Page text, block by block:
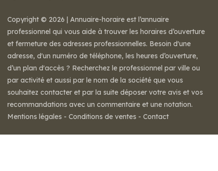
Copyright © 2026 | Annuaire-horaire est l’annuaire
professionnel qui vous aide à trouver les horaires d’ouverture
et fermeture des adresses professionnelles. Besoin d'une
adresse, d'un numéro de téléphone, les heures d’ouverture,
d’un plan d'accès ? Recherchez le professionnel par ville ou
par activité et aussi par le nom de la société que vous
souhaitez contacter et par la suite déposer votre avis et vos
recommandations avec un commentaire et une notation.
Mentions légales - Conditions de ventes - Contact